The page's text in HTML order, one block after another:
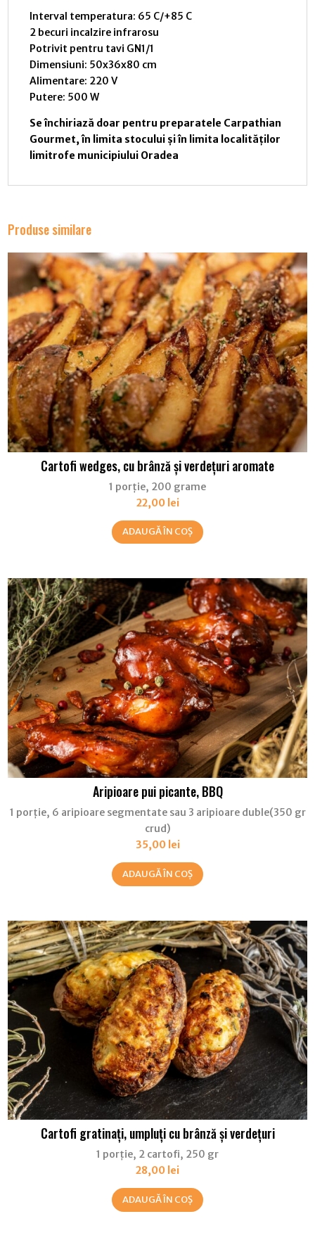
Interval temperatura: 65 C/+85 C
2 becuri incalzire infrarosu
Potrivit pentru tavi GN1/1
Dimensiuni: 50x36x80 cm
Alimentare: 220 V
Putere: 500 W
Se închiriază doar pentru preparatele Carpathian
Gourmet, în limita stocului și în limita localităților
limitrofe municipiului Oradea
Produse similare
Cartofi wedges, cu brânză și verdețuri aromate
1 porție, 200 grame
22,00 lei
ADAUGĂ ÎN COȘ
Aripioare pui picante, BBQ
1 porție, 6 aripioare segmentate sau 3 aripioare duble(350 gr
crud)
35,00 lei
ADAUGĂ ÎN COȘ
Cartofi gratinați, umpluți cu brânză și verdețuri
1 porție, 2 cartofi, 250 gr
28,00 lei
ADAUGĂ ÎN COȘ